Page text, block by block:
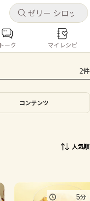
キャ
存できます
キャ
コンテンツ
とうもろこし
ピーマン
トーク マイレシピ
2件
コンテンツ
人気順
5分